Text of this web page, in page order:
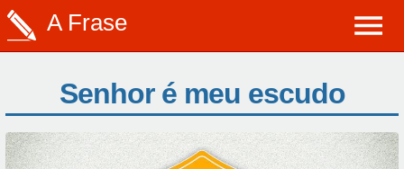
A Frase
Senhor é meu escudo